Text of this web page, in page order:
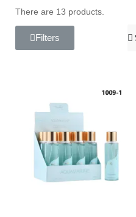
There are 13 products.
Filters